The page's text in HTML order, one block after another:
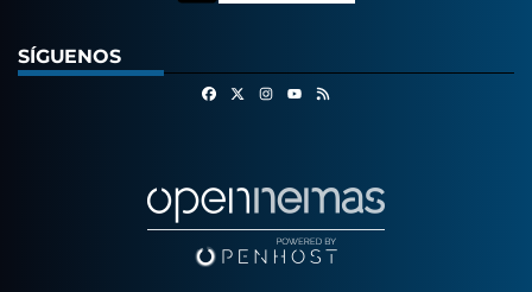
SÍGUENOS
FacebookInstagram